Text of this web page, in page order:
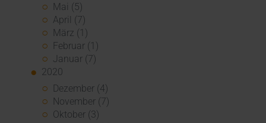
Mai (5)
April (7)
März (1)
Februar (1)
Januar (7)
2020
Dezember (4)
November (7)
Oktober (3)